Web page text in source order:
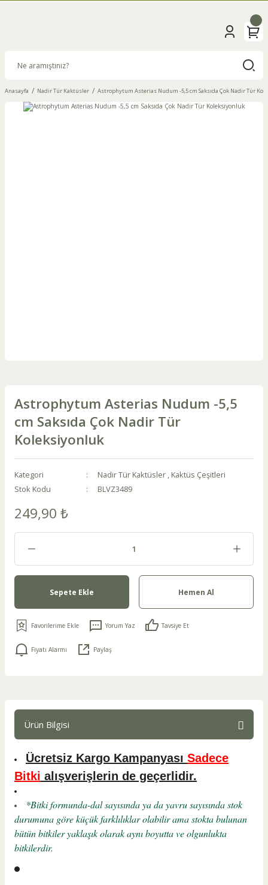
Anasayfa Nadir Tür Kaktüsler Astrophytum Asterias Nudum -5,5 cm Saksıda Çok Nadir Tür
Astrophytum Asterias Nudum -5,5
cm Saksıda Çok Nadir Tür
Koleksiyonluk
Kategori Nadir Tür Kaktüsler , Kaktüs Çeşitleri
Stok Kodu
BLVZ3489
249,90 ₺
Sepete Ekle Hemen Al
Yorum Yaz Tavsiye Et
Fiyatı Alarmı Paylaş
Ürün Bilgisi
Ücretsiz Kargo Kampanyası Sadece
Bitki alışverişlerin de geçerlidir.
*Bitki formunda-dal sayısında ya da yavru sayısında stok
durumuna göre küçük farklılıklar olabilir ama stokta bulunan
bütün bitkiler yaklaşık olarak aynı boyutta ve olgunlukta
bitkilerdir.